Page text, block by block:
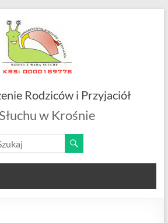
Rodziców i Przyjaciół
w Krośnie